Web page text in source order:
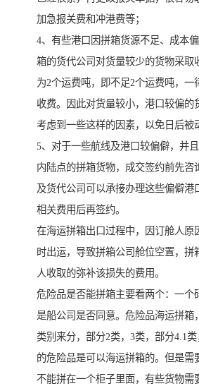
加急报关费和冲港费等；
4、有些港口因拼箱货源不足、成本
箱的货代公司对货量较少的货物采取
为2个运费吨，即不足2个运费吨，一
收费。因此对货量较小，港口较偏的
考虑到一些这样的因素，以免日后被
5、对于一些航线及港口较偏僻，并
内陆点的拼箱货物，成交签约前先咨
及货代公司可以承接办理这些偏僻港
相关费用后再签约。
在海运拼箱出口过程中，因订舱人原
时出运，导致拼箱公司舱位空置，拼
人收取的弥补该损失的费用。
危险品是否能拼箱主要看两个：一个
是船公司是否同意。危险品海运拼箱
类别来分，部分2类，3类，部分4.1
的危险品是可以海运拼箱的。但是需
不能拼在一个柜子里面，有些货物需